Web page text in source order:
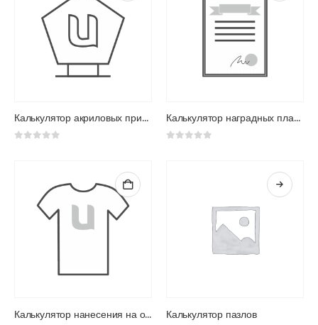
Калькулятор акриловых призов Калькулятор наградных плакеток
Калькулятор нанесения на одежду Калькулятор пазлов